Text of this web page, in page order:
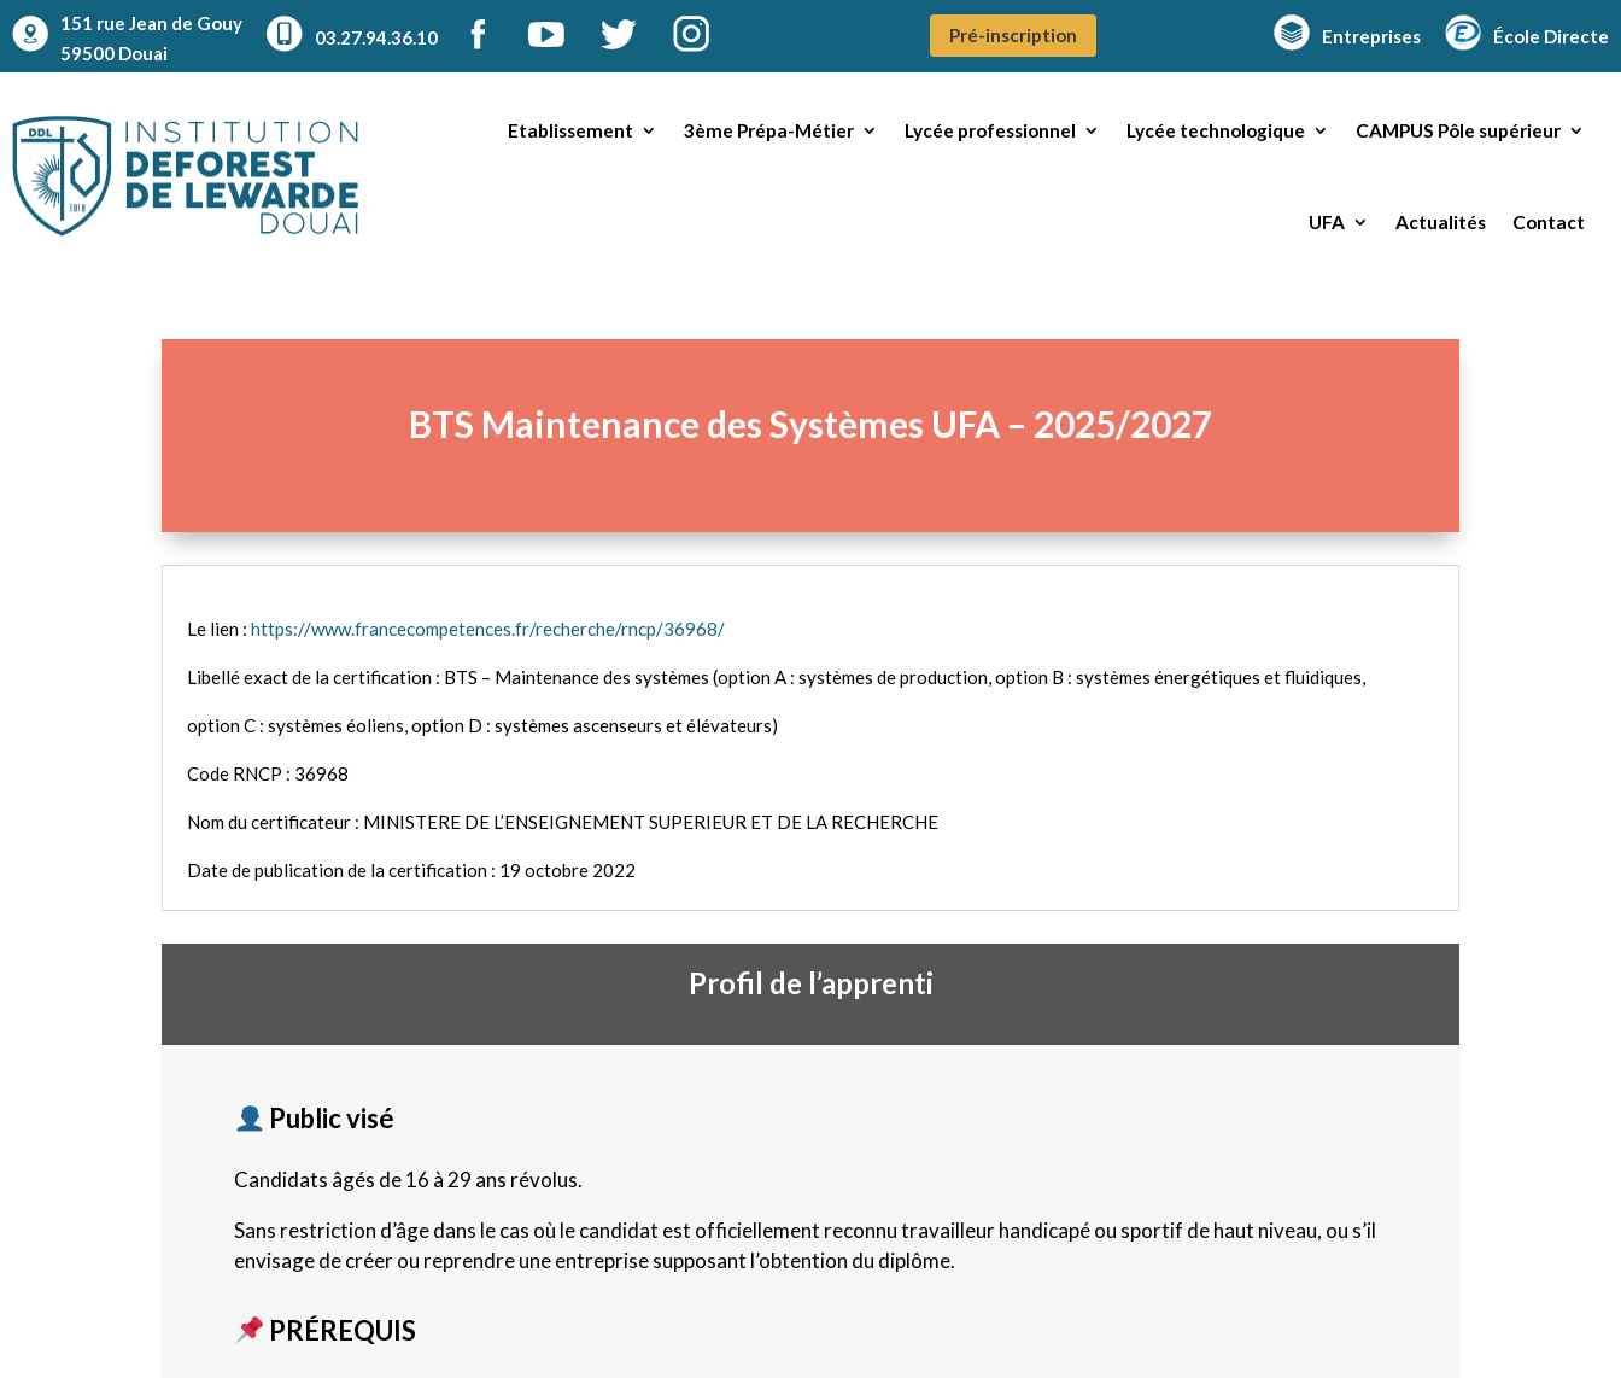
151 rue Jean de Gouy
59500 Douai
03.27.94.36.10 Pré-inscription Entreprises École Directe
Etablissement 3ème Prépa-Métier Lycée professionnel Lycée technologique CAMPUS Pôle supérieur
UFA Actualités Contact
BTS Maintenance des Systèmes UFA – 2025/2027
Le lien :https://www.francecompetences.fr/recherche/rncp/36968/
Libellé exact de la certification : BTS – Maintenance des systèmes (option A : systèmes de production, option B : systèmes énergétiques et fluidiques,
option C : systèmes éoliens, option D : systèmes ascenseurs et élévateurs)
Code RNCP : 36968
Nom du certificateur : MINISTERE DE L’ENSEIGNEMENT SUPERIEUR ET DE LA RECHERCHE
Date de publication de la certification : 19 octobre 2022
Profil de l’apprenti
Public visé
Candidats âgés de 16 à 29 ans révolus.
Sans restriction d’âge dans le cas où le candidat est officiellement reconnu travailleur handicapé ou sportif de haut niveau, ou s’il
envisage de créer ou reprendre une entreprise supposant l’obtention du diplôme.
PRÉREQUIS